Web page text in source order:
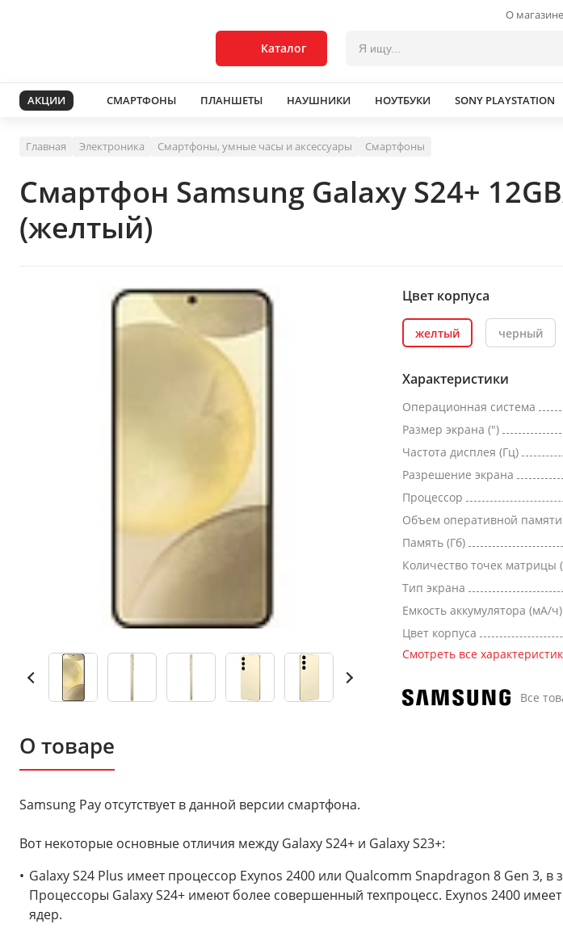
О магазине
Каталог
АКЦИИ СМАРТФОНЫ ПЛАНШЕТЫ НАУШНИКИ НОУТБУКИ SONY PLAYSTATION
Главная Электроника Смартфоны, умные часы и аксессуары Смартфоны
Смартфон Samsung Galaxy S24+
(желтый)
Цвет корпуса
желтый черный
Характеристики
Операционная система
Размер экрана (")
Частота дисплея (Гц)
Разрешение экрана
Процессор
Объем оперативной
Память (Гб)
Количество точек матрицы
Тип экрана
Емкость аккумулятора (мА/ч)
Цвет корпуса
Смотреть все
Все
О товаре
Samsung Pay отсутствует в данной версии смартфона.
Вот некоторые основные отличия между Galaxy S24+ и Galaxy S23+:
Galaxy S24 Plus имеет процессор Exynos 2400 или Qualcomm Snapdragon 8 Gen 3,
Процессоры Galaxy S24+ имеют более совершенный техпроцесс. Exynos 2400
ядер.